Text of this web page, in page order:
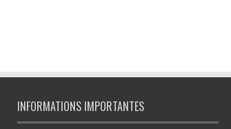
INFORMATIONS IMPORTANTES